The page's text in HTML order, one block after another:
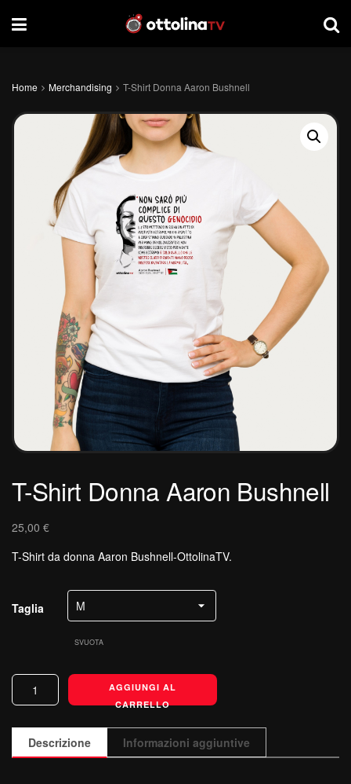
Home Merchandising T-Shirt Donna Aaron Bushnell
T-Shirt Donna Aaron Bushnell
25,00 €
T-Shirt da donna Aaron Bushnell-OttolinaTV.
Taglia
SVUOTA
T-
Shirt
Bushnell
AGGIUNGI AL
CARRELLO
Descrizione Informazioni aggiuntive